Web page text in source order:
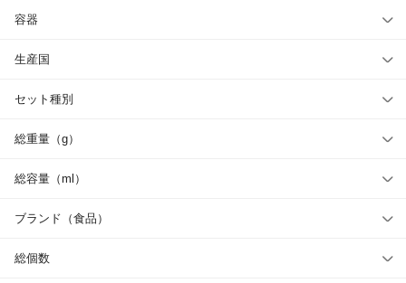
容器
生産国
セット種別
総重量（g）
総容量（ml）
ブランド（食品）
総個数